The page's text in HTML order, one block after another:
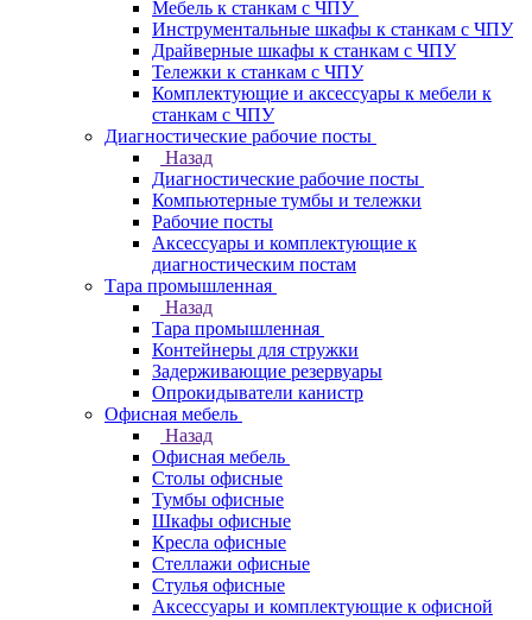
Мебель к станкам с ЧПУ
Инструментальные шкафы к станкам с ЧПУ
Драйверные шкафы к станкам с ЧПУ
Тележки к станкам с ЧПУ
Комплектующие и аксессуары к мебели к
станкам с ЧПУ
Диагностические рабочие посты
Назад
Диагностические рабочие посты
Компьютерные тумбы и тележки
Рабочие посты
Аксессуары и комплектующие к
диагностическим постам
Тара промышленная
Назад
Тара промышленная
Контейнеры для стружки
Задерживающие резервуары
Опрокидыватели канистр
Офисная мебель
Назад
Офисная мебель
Столы офисные
Тумбы офисные
Шкафы офисные
Кресла офисные
Стеллажи офисные
Стулья офисные
Аксессуары и комплектующие к офисной